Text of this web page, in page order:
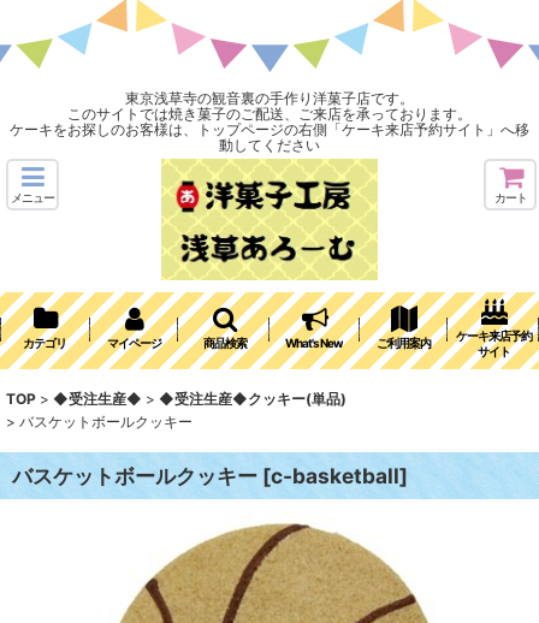
東京浅草寺の観音裏の手作り洋菓子店です。
このサイトでは焼き菓子のご配送、ご来店を承っております。
ケーキをお探しのお客様は、トップページの右側「ケーキ来店予約サイト」へ移
動してください
メニュー カート
カテゴリ マイページ 商品検索 What's New ご利用案内
ケーキ来店予約
サイト
TOP > ◆受注生産◆ > ◆受注生産◆クッキー(単品)
> バスケットボールクッキー
バスケットボールクッキー [c-basketball]